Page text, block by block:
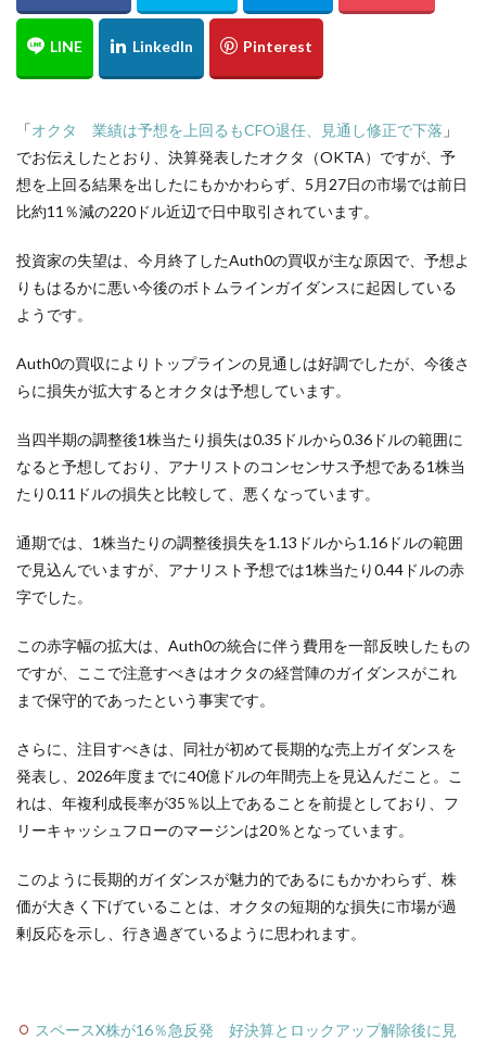
「オクタ 業績は予想を上回るもCFO退任、見通し修正で下落 」
でお伝えしたとおり、決算発表したオクタ（OKTA）ですが、予
想を上回る結果を出したにもかかわらず、5月27日の市場では前日
比約11％減の220ドル近辺で日中取引されています。
投資家の失望は、今月終了したAuth0の買収が主な原因で、予想よ
りもはるかに悪い今後のボトムラインガイダンスに起因している
ようです。
Auth0の買収によりトップラインの見通しは好調でしたが、今後さ
らに損失が拡大するとオクタは予想しています。
当四半期の調整後1株当たり損失は0.35ドルから0.36ドルの範囲に
なると予想しており、アナリストのコンセンサス予想である1株当
たり0.11ドルの損失と比較して、悪くなっています。
通期では、1株当たりの調整後損失を1.13ドルから1.16ドルの範囲
で見込んでいますが、アナリスト予想では1株当たり0.44ドルの赤
字でした。
この赤字幅の拡大は、Auth0の統合に伴う費用を一部反映したもの
ですが、ここで注意すべきはオクタの経営陣のガイダンスがこれ
まで保守的であったという事実です。
さらに、注目すべきは、同社が初めて長期的な売上ガイダンスを
発表し、2026年度までに40億ドルの年間売上を見込んだこと。こ
れは、年複利成長率が35％以上であることを前提としており、フ
リーキャッシュフローのマージンは20％となっています。
このように長期的ガイダンスが魅力的であるにもかかわらず、株
価が大きく下げていることは、オクタの短期的な損失に市場が過
剰反応を示し、行き過ぎているように思われます。
スペースX株が16％急反発 好決算とロックアップ解除後に見